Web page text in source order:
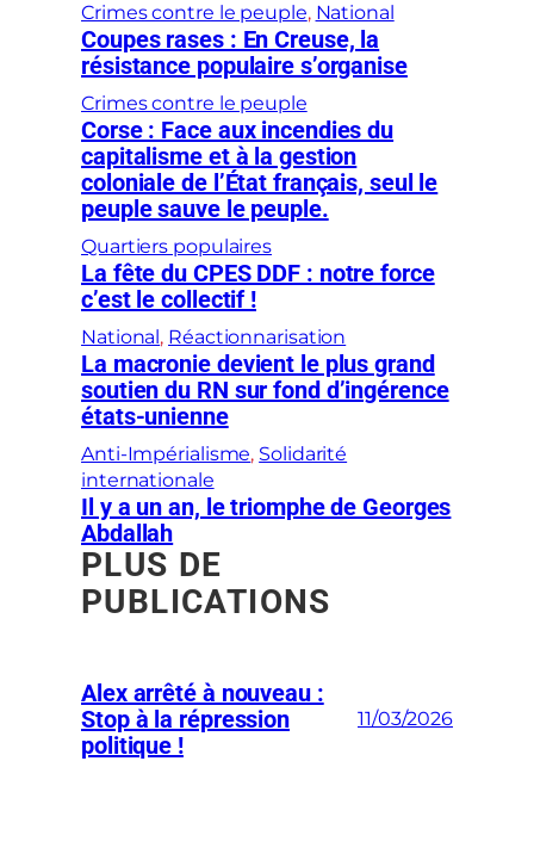
Crimes contre le peuple, National
Coupes rases : En Creuse, la
résistance populaire s’organise
Crimes contre le peuple
Corse : Face aux incendies du
capitalisme et à la gestion
coloniale de l’État français, seul le
peuple sauve le peuple.
Quartiers populaires
La fête du CPES DDF : notre force
c’est le collectif !
National , Réactionnarisation
La macronie devient le plus grand
soutien du RN sur fond d’ingérence
états-unienne
Anti-Impérialisme, Solidarité
internationale
Il y a un an, le triomphe de Georges
Abdallah
PLUS DE
PUBLICATIONS
Alex arrêté à nouveau :
Stop à la répression
politique !
11/03/2026